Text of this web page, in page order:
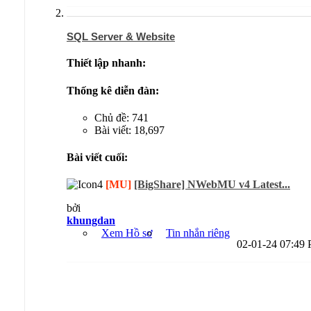
SQL Server & Website
Thiết lập nhanh:
Thống kê diễn đàn:
Chủ đề: 741
Bài viết: 18,697
Bài viết cuối:
[MU] [BigShare] NWebMU v4 Latest...
bởi
khungdan
Xem Hồ sơ
Tin nhắn riêng
02-01-24 07:49